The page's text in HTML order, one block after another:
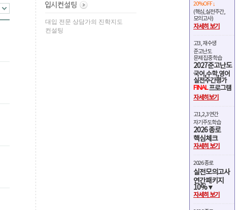
20%OFF ↓
(핵심,실전주간,
모의고사)
자세히 보기
고3, 재수생
준고난도
문제 집중 학습
2027준고난도
국어,수학,영어
실전주간평가
FINAL프로그램
자세히보기
고1,2,3 연간
자기주도학습
2026 종로
핵심체크
자세히 보기
2026 종로
실전모의고사
연간패키지
10%▼
자세히 보기
대입 전문 상담가의 진학지도
컨설팅